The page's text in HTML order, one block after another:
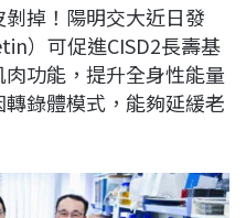
掉！陽明交大近日發
）可促進CISD2長壽基
功能，提升全身性能量
錄體模式，能夠延緩老